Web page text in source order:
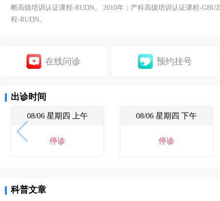
断高级培训认证课程-RUDN。 2010年：产科高级培训认证课程-
程-RUDN。
在线问诊 预约挂号
出诊时间
08/06 星期四 上午
停诊
08/06 星期四 下午
停诊
科普文章